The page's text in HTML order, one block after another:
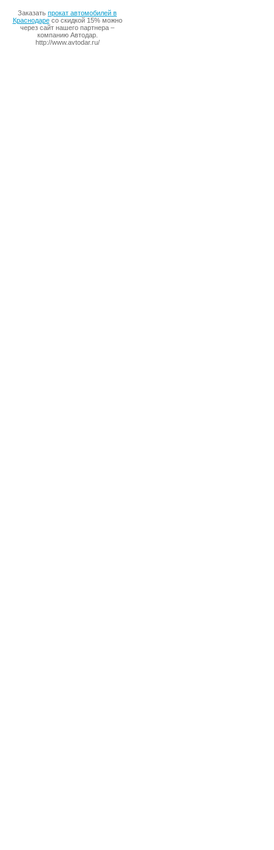
Заказать прокат автомобилей в
Краснодаресо скидкой 15% можно
через сайт нашего партнера –
компанию Автодар.
http://www.avtodar.ru/